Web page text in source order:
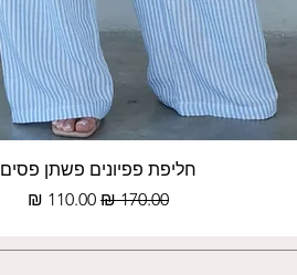
תצוגה מהירה
חליפת פפיונים פשתן פסים
מחיר רגיל מחיר מבצע